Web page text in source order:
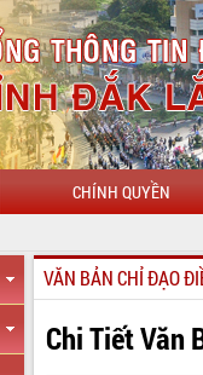
CHÍNH QUYỀN
VĂN BẢN CHỈ ĐẠO
Chi Tiết Văn